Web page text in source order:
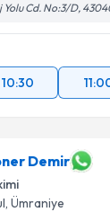
Cd. No:3/D,
10:30
Demir
, Ümraniye